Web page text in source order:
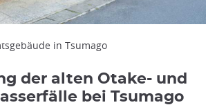
in Tsumago
der alten Otake- und
bei Tsumago